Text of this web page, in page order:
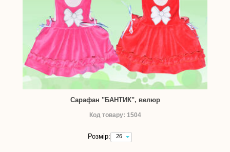
Сарафан "БАНТИК", велюр
Код товару: 1504
Розмір:
26
(зріст